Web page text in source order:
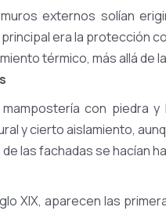
externos solían
era la protección
térmico, más allá
con piedra
y cierto aislamiento,
las fachadas se hacían
XIX, aparecen las